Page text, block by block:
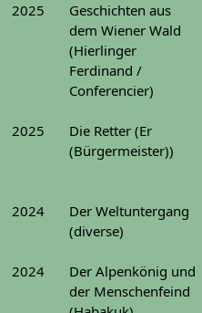
2025
Geschichten aus
dem Wiener Wald
(Hierlinger
Ferdinand /
Conferencier)
2025
Die Retter (Er
(Bürgermeister))
2024
Der Weltuntergang
(diverse)
2024
Der Alpenkönig und
der Menschenfeind